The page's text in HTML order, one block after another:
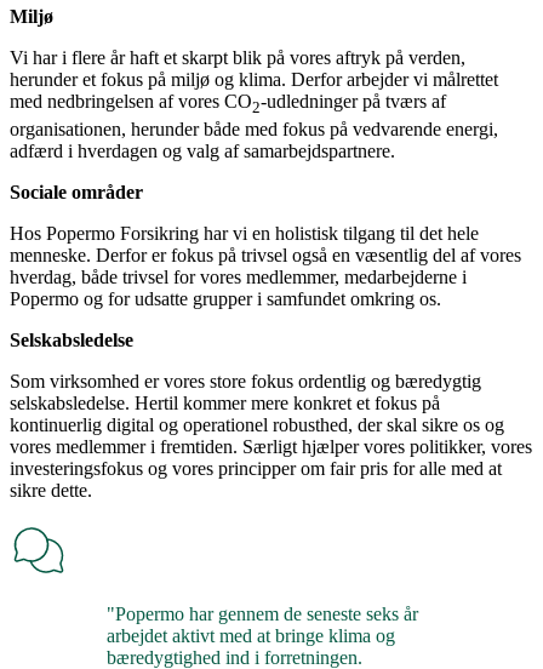
Miljø
Vi har i flere år haft et skarpt blik på vores aftryk på verden,
herunder et fokus på miljø og klima. Derfor arbejder vi målrettet
med nedbringelsen af vores CO2-udledninger på tværs af
organisationen, herunder både med fokus på vedvarende energi,
adfærd i hverdagen og valg af samarbejdspartnere.
Sociale områder
Hos Popermo Forsikring har vi en holistisk tilgang til det hele
menneske. Derfor er fokus på trivsel også en væsentlig del af vores
hverdag, både trivsel for vores medlemmer, medarbejderne i
Popermo og for udsatte grupper i samfundet omkring os.
Selskabsledelse
Som virksomhed er vores store fokus ordentlig og bæredygtig
selskabsledelse. Hertil kommer mere konkret et fokus på
kontinuerlig digital og operationel robusthed, der skal sikre os og
vores medlemmer i fremtiden. Særligt hjælper vores politikker, vores
investeringsfokus og vores principper om fair pris for alle med at
sikre dette.
"Popermo har gennem de seneste seks år
arbejdet aktivt med at bringe klima og
bæredygtighed ind i forretningen.